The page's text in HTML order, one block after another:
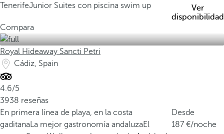
TenerifeJunior Suites con piscina swim up
Ver
disponibilidad
Compara
Royal Hideaway Sancti Petri
Cádiz, Spain
4.6/5
3938 reseñas
En primera línea de playa, en la costa
gaditanaLa mejor gastronomía andaluzaEl
Desde
187
/noche